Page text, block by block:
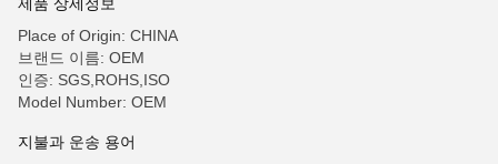
Place of Origin: CHINA
브랜드 이름: OEM
인증: SGS,ROHS,ISO
Model Number: OEM
지불과 운송 용어